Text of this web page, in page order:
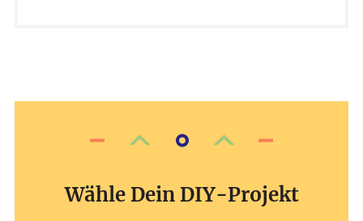
Wähle Dein DIY-Projekt